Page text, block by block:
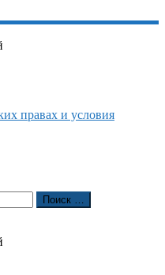
правах и условия
Поиск …